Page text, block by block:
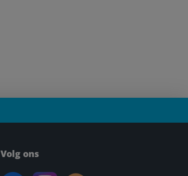
Volg ons